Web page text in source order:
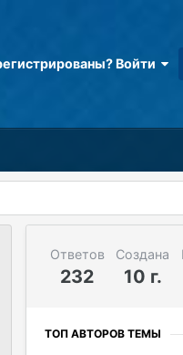
Войти
Ответов
232
Создана
10 г.
ТОП АВТОРОВ ТЕМЫ